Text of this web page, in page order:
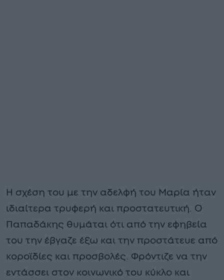
Η σχέση του με την αδελφή του Μαρία ήταν
ιδιαίτερα τρυφερή και προστατευτική. Ο
Παπαδάκης θυμάται ότι από την εφηβεία
του την έβγαζε έξω και την προστάτευε από
κοροϊδίες και προσβολές. Φρόντιζε να την
εντάσσει στον κοινωνικό του κύκλο και